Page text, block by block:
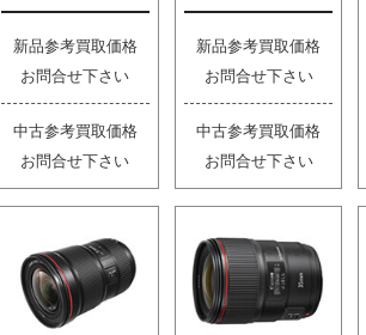
新品参考買取価格
お問合せ下さい
中古参考買取価格
お問合せ下さい
新品参考買取価格
お問合せ下さい
中古参考買取価格
お問合せ下さい